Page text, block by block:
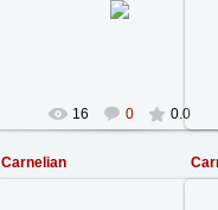
16 0 0.0
Carnelian